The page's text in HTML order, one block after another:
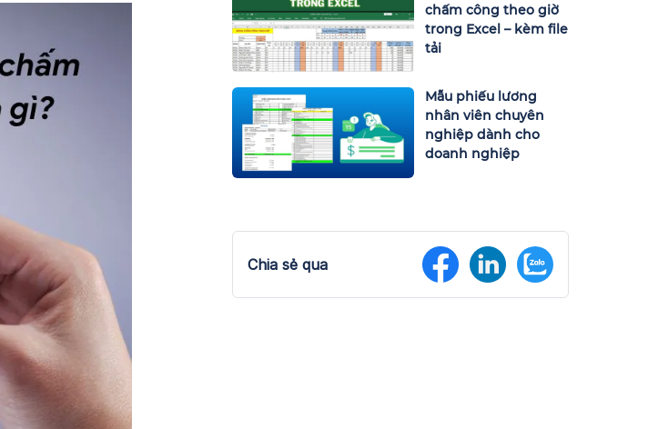
chấm công theo giờ
trong Excel – kèm file
tải
Mẫu phiếu lương
nhân viên chuyên
nghiệp dành cho
doanh nghiệp
Chia sẻ qua